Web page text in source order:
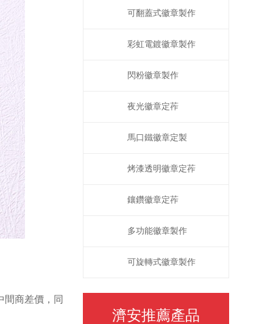
間商差價，同
可翻蓋式徽章製作
彩虹電鍍徽章製作
閃粉徽章製作
夜光徽章定莋
馬口鐵徽章定製
烤漆透明徽章定莋
鑲鑽徽章定莋
多功能徽章製作
可旋轉式徽章製作
濟安推薦產品